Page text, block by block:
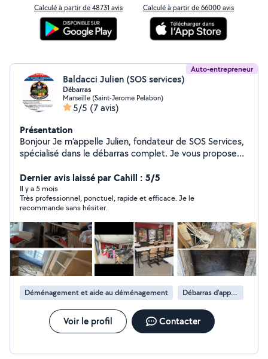
Calculé à partir de 48731 avis Calculé à partir de 66000 avis
Auto-entrepreneur
Baldacci Julien (SOS services)
Débarras
Marseille (Saint-Jerome Pelabon)
5/5 (7 avis)
Présentation
Bonjour Je m'appelle Julien, fondateur de SOS Services,
spécialisé dans le débarras complet. Je vous propose
garages greniers locaux professionnels Que ce soit
après un départ, une succession, un logement très
encombré ou simplement pour faire de la place, je
m'occupe de tout du début à la fin. Tri, manutention,
chargement, évacuation vous n'avez rien à gérer. Je
travaille sérieusement, rapidement et proprement. Mon
objectif est simple : vous libérer d'un poids et vous
rendre un espace vide et propre. Devis gratuit et
réponse rapide. Contact en message privé Julien SOS
Services
Dernier avis laissé par Cahill : 5/5
Il y a 5 mois
Très professionnel, ponctuel, rapide et efficace. Je le
recommande sans hésiter.
Déménagement et aide au déménagement Débarras d'appartement
Voir le profil Contacter